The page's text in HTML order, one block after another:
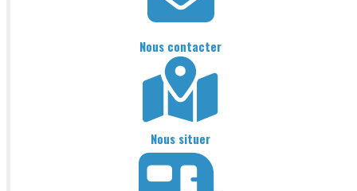
Nous contacter
Nous situer